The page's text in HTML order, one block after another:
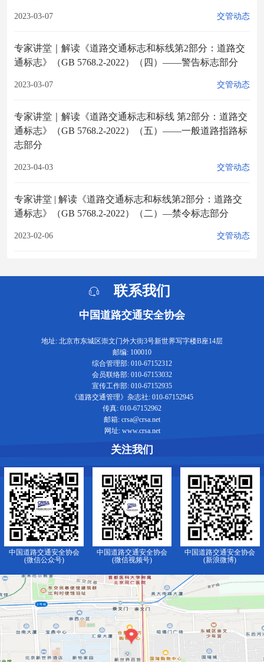
2023-03-07 交管动态
专家讲堂｜解读《道路交通标志和标线第2部分：道路交
通标志》（GB 5768.2-2022）（四）——警告标志部分
2023-03-07 交管动态
专家讲堂｜解读《道路交通标志和标线 第2部分：道路交
通标志》（GB 5768.2-2022）（五）——一般道路指路标
志部分
2023-04-03 交管动态
专家讲堂 | 解读《道路交通标志和标线第2部分：道路交
通标志》（GB 5768.2-2022）（二）—禁令标志部分
2023-02-06 交管动态
联系我们
中国道路交通安全协会
地址: 北京市东城区崇文门外大街3号新世界写字楼B座14层
邮编: 100010
综合管理部: 010-67152312
会员联络部: 010-67153032
宣传工作部: 010-67152935
《道路交通管理》杂志社: 010-67152945
传真: 010-67152962
邮箱: crsa@crsa.net
网址: www.crsa.net
关注我们
中国道路交通安全协会
(微信公众号)
中国道路交通安全协会
(微信视频号)
中国道路交通安全协会
(新浪微博)